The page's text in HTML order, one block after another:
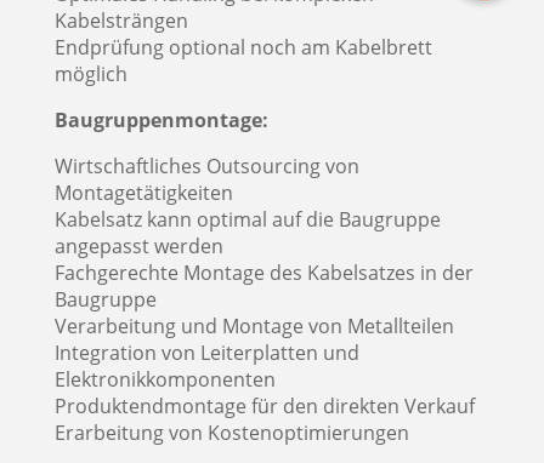
Kabelsträngen
Endprüfung optional noch am Kabelbrett
möglich
Baugruppenmontage:
Wirtschaftliches Outsourcing von
Montagetätigkeiten
Kabelsatz kann optimal auf die Baugruppe
angepasst werden
Fachgerechte Montage des Kabelsatzes in der
Baugruppe
Verarbeitung und Montage von Metallteilen
Integration von Leiterplatten und
Elektronikkomponenten
Produktendmontage für den direkten Verkauf
Erarbeitung von Kostenoptimierungen